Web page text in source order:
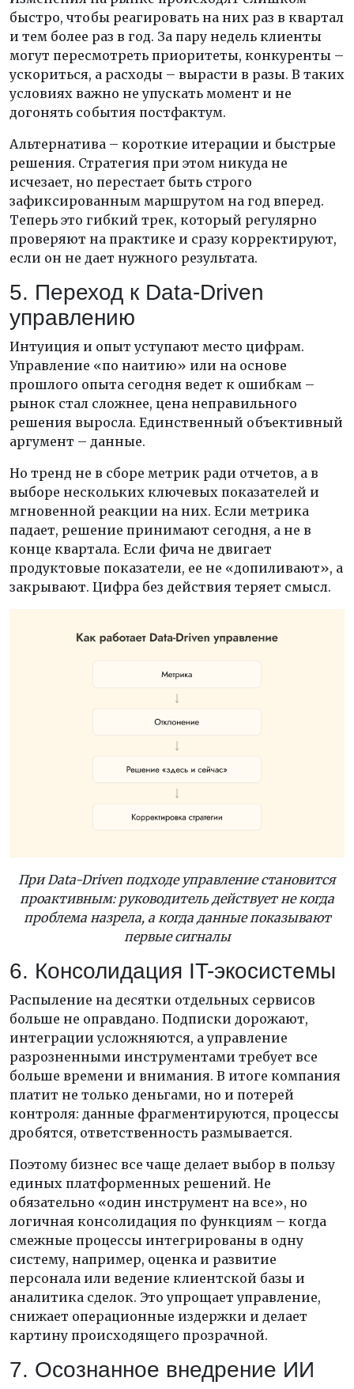
быстро, чтобы реагировать на них раз в квартал
и тем более раз в год. За пару недель клиенты
могут пересмотреть приоритеты, конкуренты –
ускориться, а расходы – вырасти в разы. В таких
условиях важно не упускать момент и не
догонять события постфактум.
Альтернатива – короткие итерации и быстрые
решения. Стратегия при этом никуда не
исчезает, но перестает быть строго
зафиксированным маршрутом на год вперед.
Теперь это гибкий трек, который регулярно
проверяют на практике и сразу корректируют,
если он не дает нужного результата.
5. Переход к Data-Driven
управлению
Интуиция и опыт уступают место цифрам.
Управление «по наитию» или на основе
прошлого опыта сегодня ведет к ошибкам –
рынок стал сложнее, цена неправильного
решения выросла. Единственный объективный
аргумент – данные.
Но тренд не в сборе метрик ради отчетов, а в
выборе нескольких ключевых показателей и
мгновенной реакции на них. Если метрика
падает, решение принимают сегодня, а не в
конце квартала. Если фича не двигает
продуктовые показатели, ее не «допиливают», а
закрывают. Цифра без действия теряет смысл.
При Data-Driven подходе управление становится
проактивным: руководитель действует не когда
проблема назрела, а когда данные показывают
первые сигналы
6. Консолидация IT-экосистемы
Распыление на десятки отдельных сервисов
больше не оправдано. Подписки дорожают,
интеграции усложняются, а управление
разрозненными инструментами требует все
больше времени и внимания. В итоге компания
платит не только деньгами, но и потерей
контроля: данные фрагментируются, процессы
дробятся, ответственность размывается.
Поэтому бизнес все чаще делает выбор в пользу
единых платформенных решений. Не
обязательно «один инструмент на все», но
логичная консолидация по функциям – когда
смежные процессы интегрированы в одну
систему, например, оценка и развитие
персонала или ведение клиентской базы и
аналитика сделок. Это упрощает управление,
снижает операционные издержки и делает
картину происходящего прозрачной.
7. Осознанное внедрение ИИ